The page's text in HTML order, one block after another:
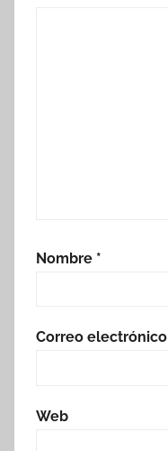
Nombre *
Correo electrónico
Web